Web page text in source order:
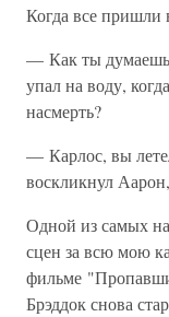
Когда все пришли
— Как ты
упал на воду,
насмерть?
— Карлос, вы
воскликнул
Одной из самых
сцен за всю мою
фильме
Брэддок снова